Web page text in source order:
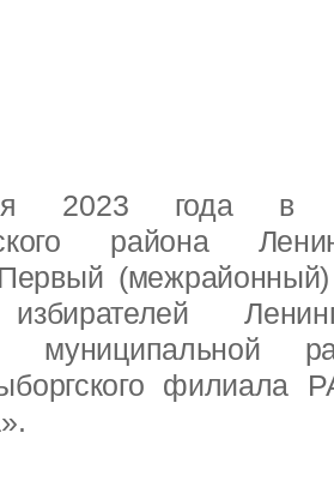
2023 года в
района
муниципальной
филиала